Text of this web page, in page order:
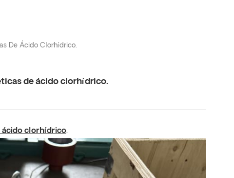
De Ácido Clorhídrico.
de ácido clorhídrico.
ácido clorhídrico.